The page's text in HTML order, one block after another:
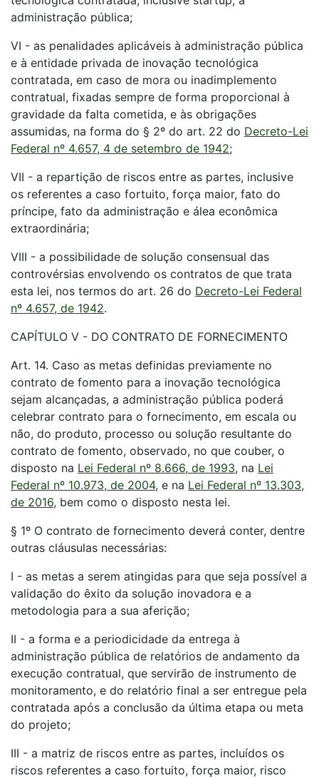
administração pública;
VI - as penalidades aplicáveis à administração pública
e à entidade privada de inovação tecnológica
contratada, em caso de mora ou inadimplemento
contratual, fixadas sempre de forma proporcional à
gravidade da falta cometida, e às obrigações
assumidas, na forma do § 2º do art. 22 do Decreto-Lei
Federal nº 4.657, 4 de setembro de 1942;
VII - a repartição de riscos entre as partes, inclusive
os referentes a caso fortuito, força maior, fato do
príncipe, fato da administração e álea econômica
extraordinária;
VIII - a possibilidade de solução consensual das
controvérsias envolvendo os contratos de que trata
esta lei, nos termos do art. 26 do Decreto-Lei Federal
nº 4.657, de 1942.
CAPÍTULO V - DO CONTRATO DE FORNECIMENTO
Art. 14. Caso as metas definidas previamente no
contrato de fomento para a inovação tecnológica
sejam alcançadas, a administração pública poderá
celebrar contrato para o fornecimento, em escala ou
não, do produto, processo ou solução resultante do
contrato de fomento, observado, no que couber, o
disposto na Lei Federal nº 8.666, de 1993, na Lei
Federal nº 10.973, de 2004, e na Lei Federal nº 13.303,
de 2016, bem como o disposto nesta lei.
§ 1º O contrato de fornecimento deverá conter, dentre
outras cláusulas necessárias:
I - as metas a serem atingidas para que seja possível a
validação do êxito da solução inovadora e a
metodologia para a sua aferição;
II - a forma e a periodicidade da entrega à
administração pública de relatórios de andamento da
execução contratual, que servirão de instrumento de
monitoramento, e do relatório final a ser entregue pela
contratada após a conclusão da última etapa ou meta
do projeto;
III - a matriz de riscos entre as partes, incluídos os
riscos referentes a caso fortuito, força maior, risco